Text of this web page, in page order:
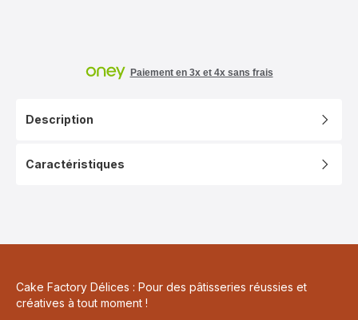
Paiement en 3x et 4x sans frais
Description
Caractéristiques
Cake Factory Délices : Pour des pâtisseries réussies et
créatives à tout moment !